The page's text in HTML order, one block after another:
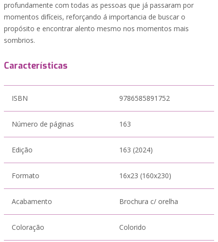
profundamente com todas as pessoas que já passaram por
momentos difíceis, reforçando á importancia de buscar o
propósito e encontrar alento mesmo nos momentos mais
sombrios.
Características
ISBN 9786585891752
Número de páginas 163
Edição 163 (2024)
Formato 16x23 (160x230)
Acabamento Brochura c/ orelha
Coloração Colorido